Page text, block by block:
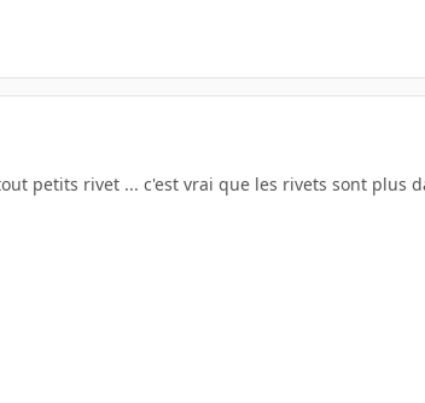
petits rivet ... c'est vrai que les rivets sont plus